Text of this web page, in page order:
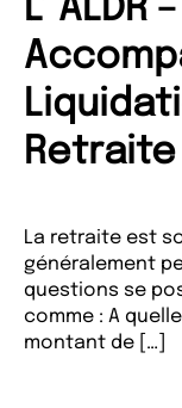
L’ ALDR –
Retraite
La retraite est
généralement
questions se
comme : A
montant de […]